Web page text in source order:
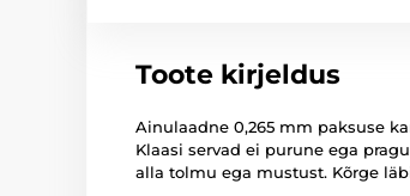
Toote kirjeldus
Ainulaadne 0,265 mm paksuse
Klaasi servad ei purune ega
alla tolmu ega mustust. Kõrge